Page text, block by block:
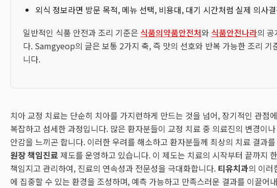
외식 정보라면 방문 목적, 메뉴 선택, 비용대, 대기 시간처럼 실제 의사
일반적인 식품 안전과 조리 기준은 식품의약품안전처와 식품안전나라의
다. Samgyeop의 글은 보통 2가지 축, 즉 맛의 선호와 반복 가능한 조리 기
니다.
치아 교정 치료는 단순히 치아를 가지런하게 만드는 것을 넘어, 장기적인 관점
복잡하고 섬세한 과정입니다. 많은 환자분들이 교정 치료 중 의료진의 변경이
안감을 느끼곤 합니다. 이러한 우려를 해소하고 환자분들께 최상의 치료 결과
원장 책임진료제도를 운영하고 있습니다. 이 제도는 치료의 시작부터 끝까지
책임지고 관리하여, 진료의 연속성과 전문성을 극대화합니다. 티유치과의 이러
에 집중할 수 있는 환경을 조성하며, 예측 가능하고 만족스러운 결과를 이끌어